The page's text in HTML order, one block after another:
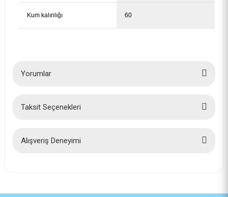
Kum kalınlığı 60
Yorumlar
Taksit Seçenekleri
Alışveriş Deneyimi